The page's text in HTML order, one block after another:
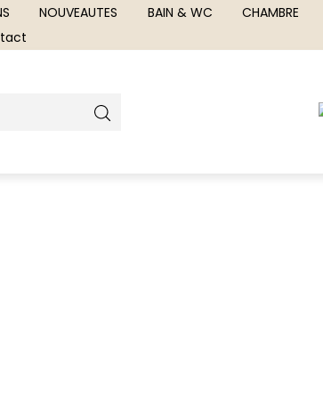
NOUVEAUTES BAIN & WC CHAMBRE